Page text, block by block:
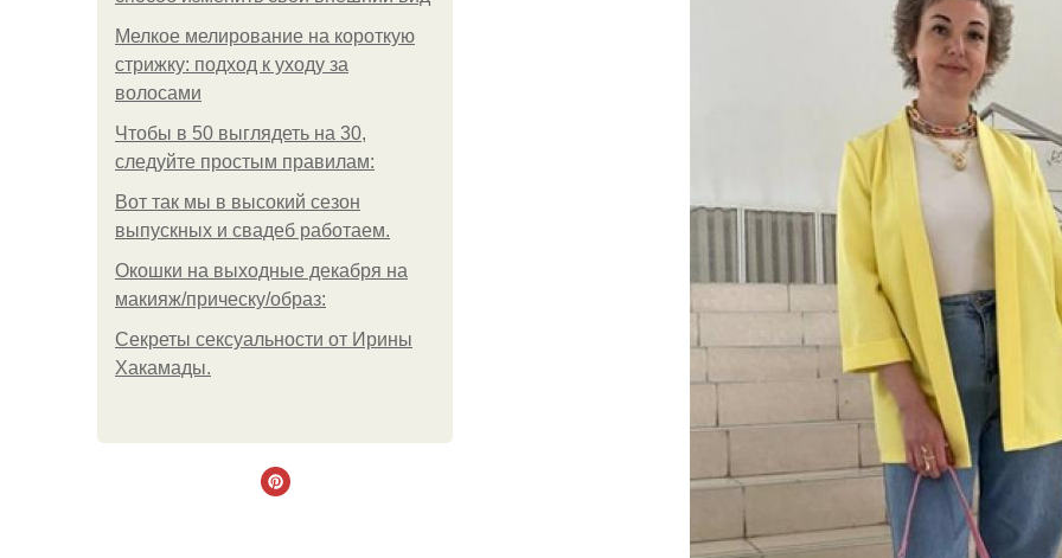
Мелкое мелирование на короткую
стрижку: подход к уходу за
волосами
Чтобы в 50 выглядеть на 30,
следуйте простым правилам:
Вот так мы в высокий сезон
выпускных и свадеб работаем.
Окошки на выходные декабря на
макияж/прическу/образ:
Секреты сексуальности от Ирины
Хакамады.